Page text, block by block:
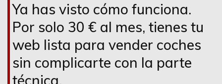
Ya has visto cómo funciona.
Por solo 30 € al mes, tienes tu
web lista para vender coches
sin complicarte con la parte
técnica.